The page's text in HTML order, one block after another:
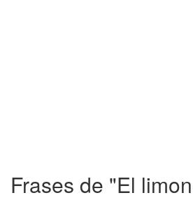
Frases de "El